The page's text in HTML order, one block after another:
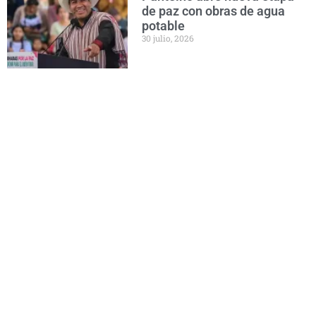
de paz con obras de agua
potable
30 julio, 2026